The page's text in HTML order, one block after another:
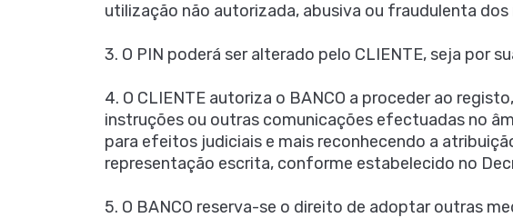
utilização não autorizada, abusiva ou fraudulenta
3. O PIN poderá ser alterado pelo CLIENTE, seja por
4. O CLIENTE autoriza o BANCO a proceder ao
instruções ou outras comunicações efectuadas no
para efeitos judiciais e mais reconhecendo a
representação escrita, conforme estabelecido no
5. O BANCO reserva-se o direito de adoptar outras